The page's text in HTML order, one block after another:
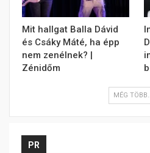
Mit hallgat Balla Dávid
és Csáky Máté, ha épp
nem zenélnek? |
Zénidőm
MÉG
PR